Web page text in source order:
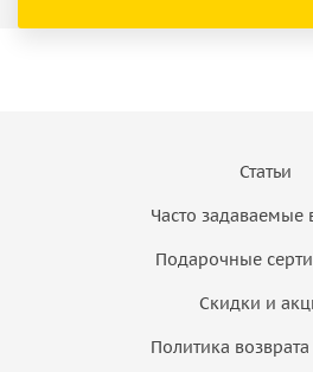
Статьи
Часто задаваемые
Подарочные
Скидки и
Политика